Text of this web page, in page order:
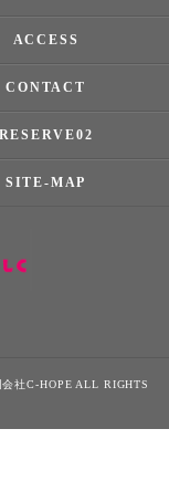
ACCESS
CONTACT
RESERVE02
SITE-MAP
社C-HOPE ALL RIGHTS